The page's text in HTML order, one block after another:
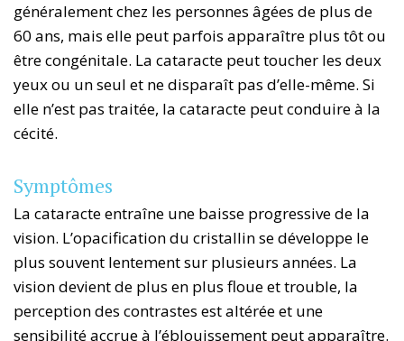
généralement chez les personnes âgées de plus de
60 ans, mais elle peut parfois apparaître plus tôt ou
être congénitale. La cataracte peut toucher les deux
yeux ou un seul et ne disparaît pas d’elle-même. Si
elle n’est pas traitée, la cataracte peut conduire à la
cécité.
Symptômes
La cataracte entraîne une baisse progressive de la
vision. L’opacification du cristallin se développe le
plus souvent lentement sur plusieurs années. La
vision devient de plus en plus floue et trouble, la
perception des contrastes est altérée et une
sensibilité accrue à l’éblouissement peut apparaître.